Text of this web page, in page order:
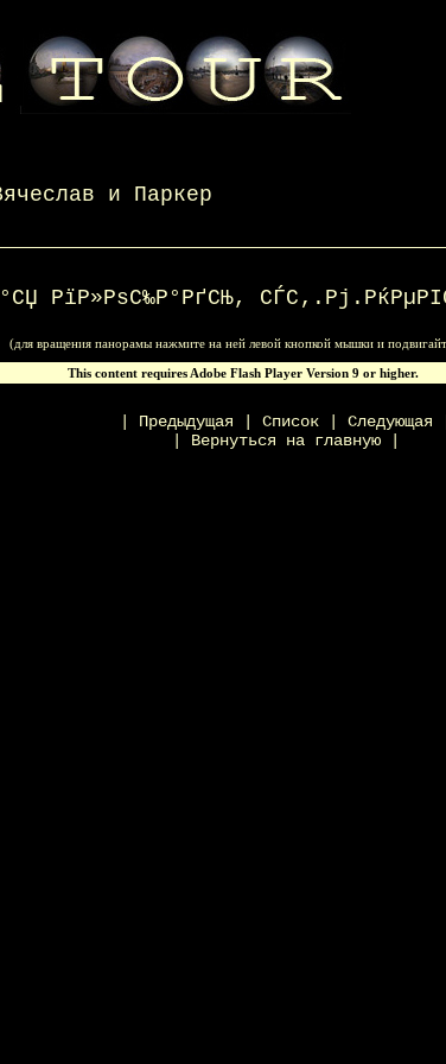
и Паркер
РїР»РѕС‰Р°РґСЊ,
(для вращения панорамы нажмите на ней левой кнопкой мышки и
This content requires Adobe Flash Player Version 9 or higher.
Предыдущая Список Следующая
Вернуться на главную